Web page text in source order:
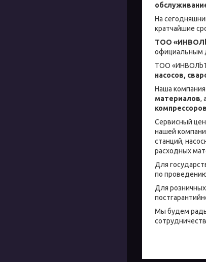
На
кратчайшие
ТОО
официальным
ТОО
насосов,
Наша
материалов,
компрессоров
Сервисный
нашей
станций,
расходных
Для
по
Для
Мы будем